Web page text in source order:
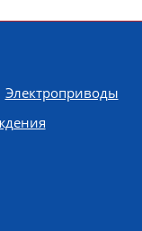
Электроприводы